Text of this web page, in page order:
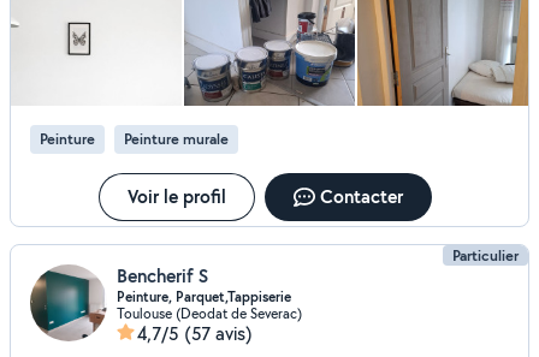
soigné _Prix raisonnables Disponible rapidement. N'hésitez
pas à me contacter.
Peinture Peinture murale
Voir le profil Contacter
Particulier
Bencherif S
Peinture, Parquet,Tappiserie
Toulouse (Deodat de Severac)
4,7/5 (57 avis)